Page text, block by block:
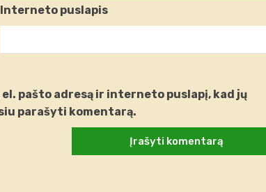
Interneto puslapis
pašto adresą ir interneto puslapį, kad jų
parašyti komentarą.